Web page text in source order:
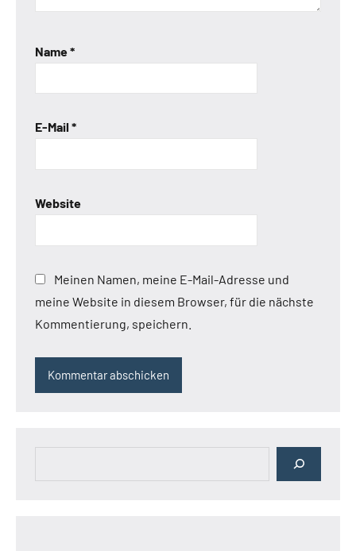
Name*
E-Mail *
Website
Meinen Namen, meine E-Mail-Adresse und
meine Website in diesem Browser, für die nächste
Kommentierung, speichern.